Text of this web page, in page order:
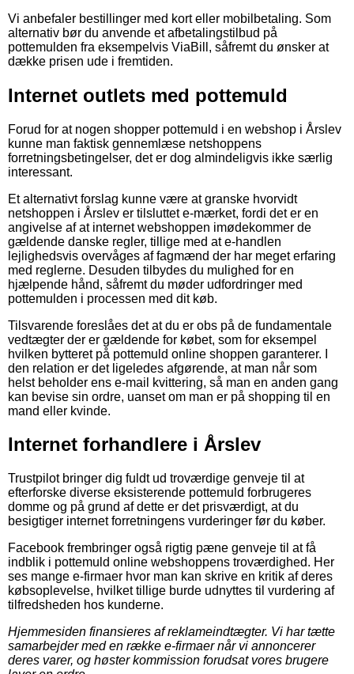
Vi anbefaler bestillinger med kort eller mobilbetaling. Som
alternativ bør du anvende et afbetalingstilbud på
pottemulden fra eksempelvis ViaBill, såfremt du ønsker at
dække prisen ude i fremtiden.
Internet outlets med pottemuld
Forud for at nogen shopper pottemuld i en webshop i Årslev
kunne man faktisk gennemlæse netshoppens
forretningsbetingelser, det er dog almindeligvis ikke særlig
interessant.
Et alternativt forslag kunne være at granske hvorvidt
netshoppen i Årslev er tilsluttet e-mærket, fordi det er en
angivelse af at internet webshoppen imødekommer de
gældende danske regler, tillige med at e-handlen
lejlighedsvis overvåges af fagmænd der har meget erfaring
med reglerne. Desuden tilbydes du mulighed for en
hjælpende hånd, såfremt du møder udfordringer med
pottemulden i processen med dit køb.
Tilsvarende foreslåes det at du er obs på de fundamentale
vedtægter der er gældende for købet, som for eksempel
hvilken bytteret på pottemuld online shoppen garanterer. I
den relation er det ligeledes afgørende, at man når som
helst beholder ens e-mail kvittering, så man en anden gang
kan bevise sin ordre, uanset om man er på shopping til en
mand eller kvinde.
Internet forhandlere i Årslev
Trustpilot bringer dig fuldt ud troværdige genveje til at
efterforske diverse eksisterende pottemuld forbrugeres
domme og på grund af dette er det prisværdigt, at du
besigtiger internet forretningens vurderinger før du køber.
Facebook frembringer også rigtig pæne genveje til at få
indblik i pottemuld online webshoppens troværdighed. Her
ses mange e-firmaer hvor man kan skrive en kritik af deres
købsoplevelse, hvilket tillige burde udnyttes til vurdering af
tilfredsheden hos kunderne.
Hjemmesiden finansieres af reklameindtægter. Vi har tætte
samarbejder med en række e-firmaer når vi annoncerer
deres varer, og høster kommission forudsat vores brugere